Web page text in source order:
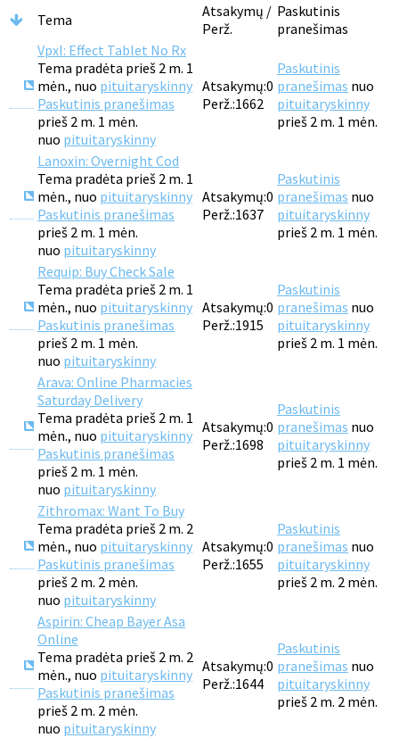
Tema
Atsakymų /
Perž.
Paskutinis
pranešimas
Vpxl: Effect Tablet No Rx
Tema pradėta prieš 2 m. 1
mėn., nuo pituitaryskinny
Paskutinis pranešimas
prieš 2 m. 1 mėn.
nuo pituitaryskinny
Atsakymų:0
Perž.:1662
Paskutinis
pranešimas nuo
pituitaryskinny
prieš 2 m. 1 mėn.
Lanoxin: Overnight Cod
Tema pradėta prieš 2 m. 1
mėn., nuo pituitaryskinny
Paskutinis pranešimas
prieš 2 m. 1 mėn.
nuo pituitaryskinny
Atsakymų:0
Perž.:1637
Paskutinis
pranešimas nuo
pituitaryskinny
prieš 2 m. 1 mėn.
Requip: Buy Check Sale
Tema pradėta prieš 2 m. 1
mėn., nuo pituitaryskinny
Paskutinis pranešimas
prieš 2 m. 1 mėn.
nuo pituitaryskinny
Atsakymų:0
Perž.:1915
Paskutinis
pranešimas nuo
pituitaryskinny
prieš 2 m. 1 mėn.
Arava: Online Pharmacies
Saturday Delivery
Tema pradėta prieš 2 m. 1
mėn., nuo pituitaryskinny
Paskutinis pranešimas
prieš 2 m. 1 mėn.
nuo pituitaryskinny
Atsakymų:0
Perž.:1698
Paskutinis
pranešimas nuo
pituitaryskinny
prieš 2 m. 1 mėn.
Zithromax: Want To Buy
Tema pradėta prieš 2 m. 2
mėn., nuo pituitaryskinny
Paskutinis pranešimas
prieš 2 m. 2 mėn.
nuo pituitaryskinny
Atsakymų:0
Perž.:1655
Paskutinis
pranešimas nuo
pituitaryskinny
prieš 2 m. 2 mėn.
Aspirin: Cheap Bayer Asa
Online
Tema pradėta prieš 2 m. 2
mėn., nuo pituitaryskinny
Paskutinis pranešimas
prieš 2 m. 2 mėn.
nuo pituitaryskinny
Atsakymų:0
Perž.:1644
Paskutinis
pranešimas nuo
pituitaryskinny
prieš 2 m. 2 mėn.